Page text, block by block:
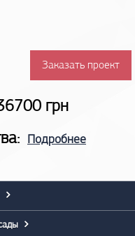
Заказать проект
грн
Подробнее